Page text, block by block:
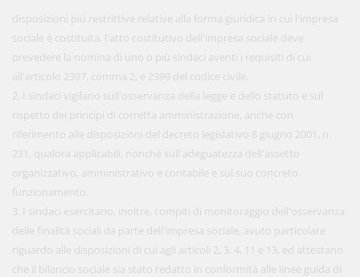
disposizioni più restrittive relative alla forma giuridica in cui l'impresa
sociale è costituita, l'atto costitutivo dell'impresa sociale deve
prevedere la nomina di uno o più sindaci aventi i requisiti di cui
all'articolo 2397, comma 2, e 2399 del codice civile.
2. I sindaci vigilano sull'osservanza della legge e dello statuto e sul
rispetto dei principi di corretta amministrazione, anche con
riferimento alle disposizioni del decreto legislativo 8 giugno 2001, n.
231, qualora applicabili, nonché sull'adeguatezza dell'assetto
organizzativo, amministrativo e contabile e sul suo concreto
funzionamento.
3. I sindaci esercitano, inoltre, compiti di monitoraggio dell'osservanza
delle finalità sociali da parte dell'impresa sociale, avuto particolare
riguardo alle disposizioni di cui agli articoli 2, 3, 4, 11 e 13, ed attestano
che il bilancio sociale sia stato redatto in conformità alle linee guida di